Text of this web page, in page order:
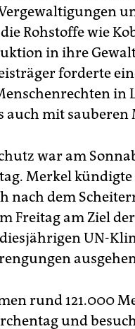
Rohstoffe wie
in ihre
forderte
in
auch mit
war am
Merkel kündigte
nach dem
Freitag am Ziel
UN-
rund 121.000
und